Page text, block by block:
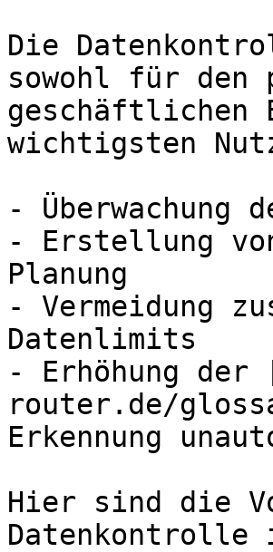
Die
sowohl für
geschäftlichen
wichtigsten
- Überwachung
- Erstellung
Planung
- Vermeidung
Datenlimits
- Erhöhung
router.de/
Erkennung
Hier sind die